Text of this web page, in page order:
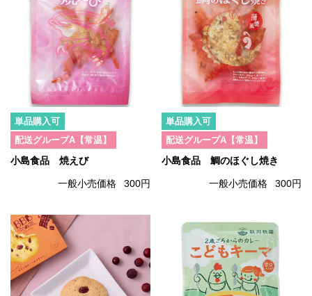
単品購入可
配送グループA【常温】
小島食品 焼えび
一般小売価格 300円
単品購入可
配送グループA【常温】
小島食品 鯛のほぐし焼き
一般小売価格 300円